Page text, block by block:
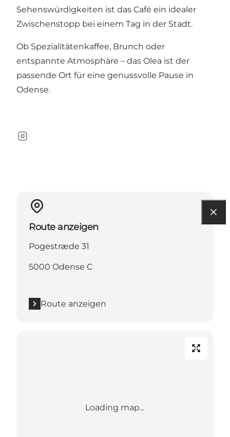
Sehenswürdigkeiten ist das Café ein idealer
Zwischenstopp bei einem Tag in der Stadt.
Ob Spezialitätenkaffee, Brunch oder
entspannte Atmosphäre – das Olea ist der
passende Ort für eine genussvolle Pause in
Odense.
Instagram
Route anzeigen
Pogestræde 31
5000 Odense C
Route anzeigen
Loading map...